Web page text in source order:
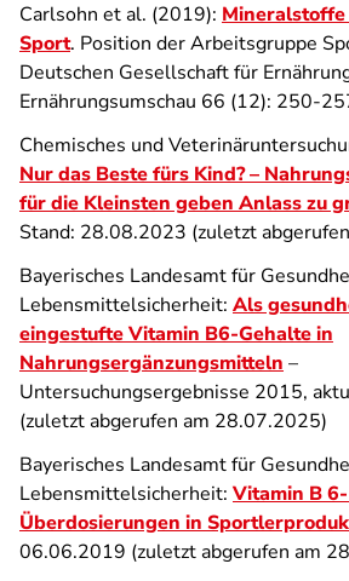
Carlsohn et al. (2019):
Sport. Position der Arbeitsgruppe
Deutschen Gesellschaft für
Ernährungsumschau 66 (12): 250-
Chemisches und
Nur das Beste fürs Kind? –
für die Kleinsten geben Anlass zu
Stand: 28.08.2023 (zuletzt
Bayerisches Landesamt für
Lebensmittelsicherheit: Als
eingestufte Vitamin B6-Gehalte in
Nahrungsergänzungsmitteln –
Untersuchungsergebnisse 2015,
(zuletzt abgerufen am 28.07.2025)
Bayerisches Landesamt für
Lebensmittelsicherheit: Vitamin B
Überdosierungen in
06.06.2019 (zuletzt abgerufen am